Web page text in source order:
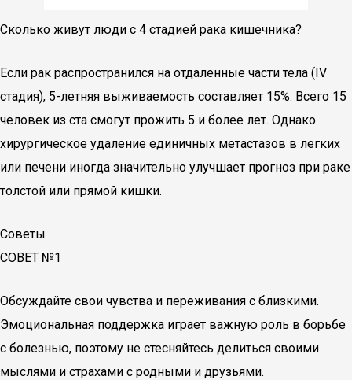
Сколько живут люди с 4 стадией рака кишечника?
Если рак распространился на отдаленные части тела (IV
стадия), 5-летняя выживаемость составляет 15%. Всего 15
человек из ста смогут прожить 5 и более лет. Однако
хирургическое удаление единичных метастазов в легких
или печени иногда значительно улучшает прогноз при раке
толстой или прямой кишки.
Советы
СОВЕТ №1
Обсуждайте свои чувства и переживания с близкими.
Эмоциональная поддержка играет важную роль в борьбе
с болезнью, поэтому не стесняйтесь делиться своими
мыслями и страхами с родными и друзьями.